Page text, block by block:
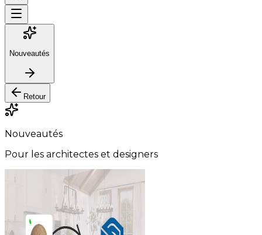
Nouveautés
Retour
Nouveautés
Pour les architectes et designers